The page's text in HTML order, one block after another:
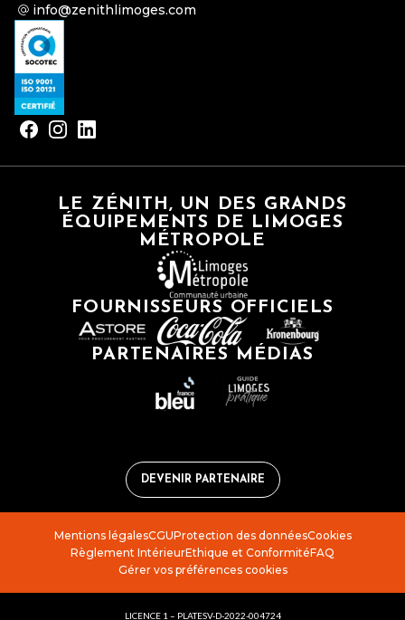
info@zenithlimoges.com
LE ZÉNITH, UN DES GRANDS
ÉQUIPEMENTS DE LIMOGES
MÉTROPOLE
FOURNISSEURS OFFICIELS
PARTENAIRES MÉDIAS
DEVENIR PARTENAIRE
Mentions légalesCGUProtection des donnéesCookies
Règlement IntérieurEthique et ConformitéFAQ
Gérer vos préférences cookies
LICENCE 1 – PLATESV-D-2022-004724